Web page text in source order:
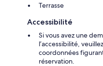
Terrasse
Accessibilité
Si vous avez une
l’accessibilité,
coordonnées
réservation.